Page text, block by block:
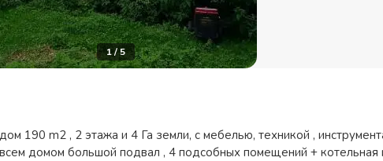
1/5
190 m2 , 2 этажа и 4 Га земли, с мебелью, техникой ,
домом большой подвал , 4 подсобных помещений + котельная